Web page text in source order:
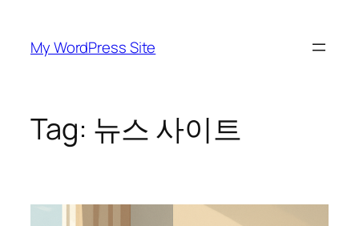
content
My WordPress Site
Tag: 뉴스 사이트